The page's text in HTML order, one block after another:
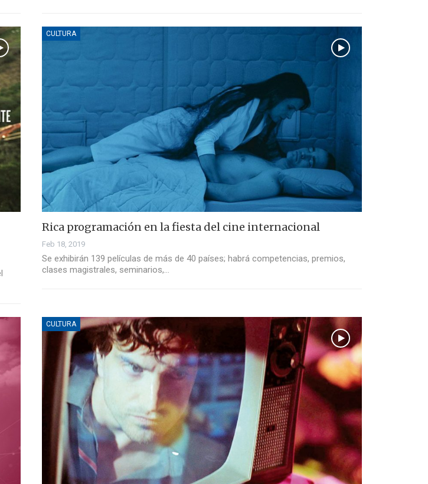
CULTURA
Rica programación en la fiesta del cine internacional
Feb 18, 2019
Se exhibirán 139 películas de más de 40 países; habrá competencias, premios,
clases magistrales, seminarios,…
CULTURA